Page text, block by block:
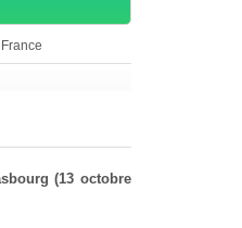
(13 octobre